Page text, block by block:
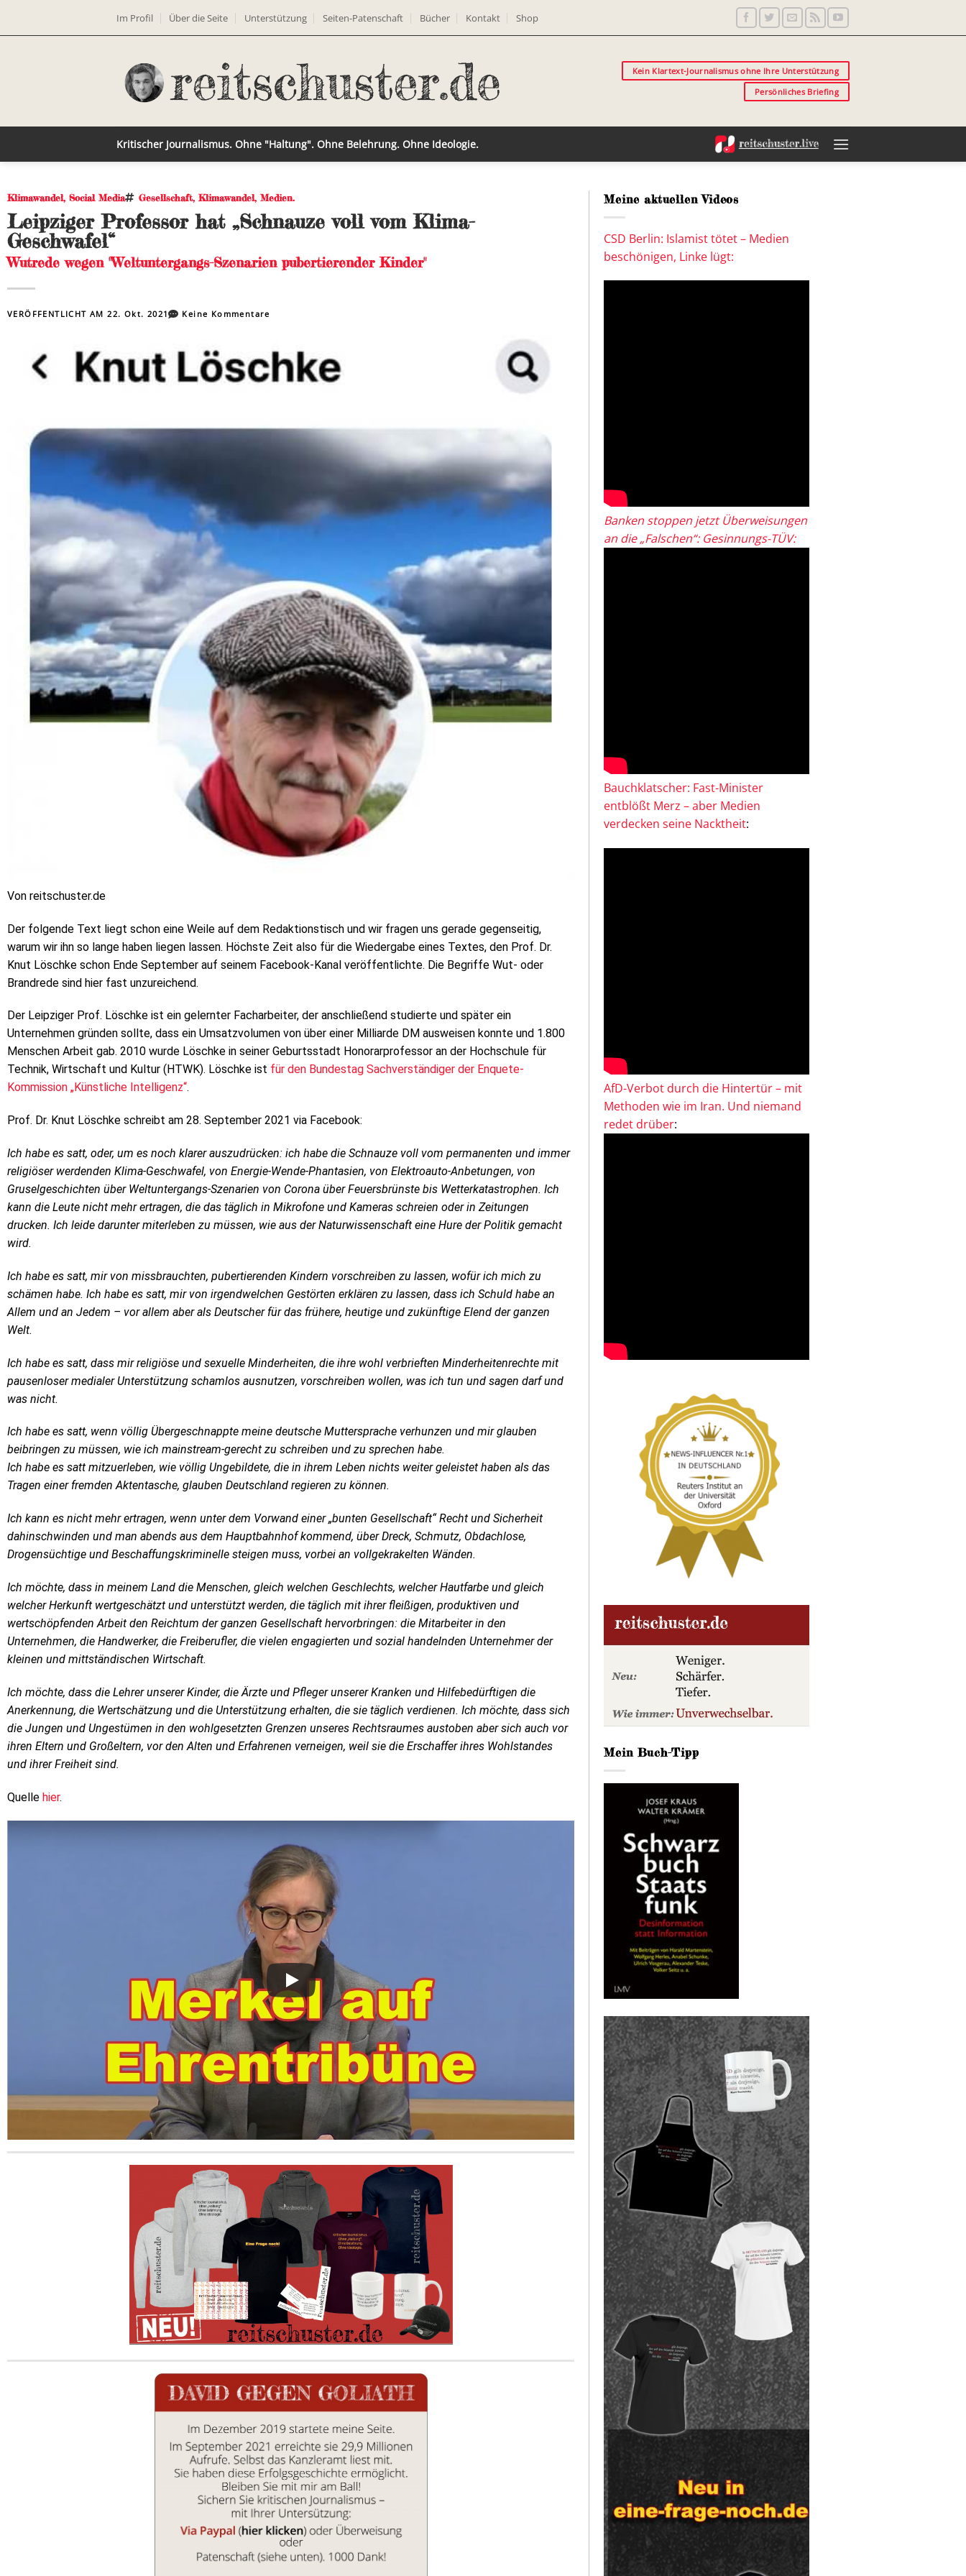
Im Profil Über die Seite Unterstützung Seiten-Patenschaft Bücher Kontakt Shop
Kein Klartext-Journalismus ohne Ihre Unterstützung
Persönliches Briefing
Kritischer Journalismus. Ohne "Haltung". Ohne Belehrung. Ohne Ideologie.
Klimawandel, Social Media Gesellschaft, Klimawandel, Medien.
Leipziger Professor hat „Schnauze voll vom Klima-
Geschwafel“
Wutrede wegen "Weltuntergangs-Szenarien pubertierender Kinder"
VERÖFFENTLICHT AM22. Okt. 2021 Keine Kommentare
Von reitschuster.de
Der folgende Text liegt schon eine Weile auf dem Redaktionstisch und wir fragen uns gerade gegenseitig,
warum wir ihn so lange haben liegen lassen. Höchste Zeit also für die Wiedergabe eines Textes, den Prof. Dr.
Knut Löschke schon Ende September auf seinem Facebook-Kanal veröffentlichte. Die Begriffe Wut- oder
Brandrede sind hier fast unzureichend.
Der Leipziger Prof. Löschke ist ein gelernter Facharbeiter, der anschließend studierte und später ein
Unternehmen gründen sollte, dass ein Umsatzvolumen von über einer Milliarde DM ausweisen konnte und 1.800
Menschen Arbeit gab. 2010 wurde Löschke in seiner Geburtsstadt Honorarprofessor an der Hochschule für
Technik, Wirtschaft und Kultur (HTWK). Löschke ist für den Bundestag Sachverständiger der Enquete-
Kommission „Künstliche Intelligenz“.
Prof. Dr. Knut Löschke schreibt am 28. September 2021 via Facebook:
Ich habe es satt, oder, um es noch klarer auszudrücken: ich habe die Schnauze voll vom permanenten und immer
religiöser werdenden Klima-Geschwafel, von Energie-Wende-Phantasien, von Elektroauto-Anbetungen, von
Gruselgeschichten über Weltuntergangs-Szenarien von Corona über Feuersbrünste bis Wetterkatastrophen. Ich
kann die Leute nicht mehr ertragen, die das täglich in Mikrofone und Kameras schreien oder in Zeitungen
drucken. Ich leide darunter miterleben zu müssen, wie aus der Naturwissenschaft eine Hure der Politik gemacht
wird.
Ich habe es satt, mir von missbrauchten, pubertierenden Kindern vorschreiben zu lassen, wofür ich mich zu
schämen habe. Ich habe es satt, mir von irgendwelchen Gestörten erklären zu lassen, dass ich Schuld habe an
Allem und an Jedem – vor allem aber als Deutscher für das frühere, heutige und zukünftige Elend der ganzen
Welt.
Ich habe es satt, dass mir religiöse und sexuelle Minderheiten, die ihre wohl verbrieften Minderheitenrechte mit
pausenloser medialer Unterstützung schamlos ausnutzen, vorschreiben wollen, was ich tun und sagen darf und
was nicht.
Ich habe es satt, wenn völlig Übergeschnappte meine deutsche Muttersprache verhunzen und mir glauben
beibringen zu müssen, wie ich mainstream-gerecht zu schreiben und zu sprechen habe.
Ich habe es satt mitzuerleben, wie völlig Ungebildete, die in ihrem Leben nichts weiter geleistet haben als das
Tragen einer fremden Aktentasche, glauben Deutschland regieren zu können.
Ich kann es nicht mehr ertragen, wenn unter dem Vorwand einer „bunten Gesellschaft“ Recht und Sicherheit
dahinschwinden und man abends aus dem Hauptbahnhof kommend, über Dreck, Schmutz, Obdachlose,
Drogensüchtige und Beschaffungskriminelle steigen muss, vorbei an vollgekrakelten Wänden.
Ich möchte, dass in meinem Land die Menschen, gleich welchen Geschlechts, welcher Hautfarbe und gleich
welcher Herkunft wertgeschätzt und unterstützt werden, die täglich mit ihrer fleißigen, produktiven und
wertschöpfenden Arbeit den Reichtum der ganzen Gesellschaft hervorbringen: die Mitarbeiter in den
Unternehmen, die Handwerker, die Freiberufler, die vielen engagierten und sozial handelnden Unternehmer der
kleinen und mittständischen Wirtschaft.
Ich möchte, dass die Lehrer unserer Kinder, die Ärzte und Pfleger unserer Kranken und Hilfebedürftigen die
Anerkennung, die Wertschätzung und die Unterstützung erhalten, die sie täglich verdienen. Ich möchte, dass sich
die Jungen und Ungestümen in den wohlgesetzten Grenzen unseres Rechtsraumes austoben aber sich auch vor
ihren Eltern und Großeltern, vor den Alten und Erfahrenen verneigen, weil sie die Erschaffer ihres Wohlstandes
und ihrer Freiheit sind.
Quelle hier.
Meine aktuellen Videos
CSD Berlin: Islamist tötet – Medien
beschönigen, Linke lügt:
Banken stoppen jetzt Überweisungen
an die „Falschen“: Gesinnungs-TÜV:
Bauchklatscher: Fast-Minister
entblößt Merz – aber Medien
verdecken seine Nacktheit:
AfD-Verbot durch die Hintertür – mit
Methoden wie im Iran. Und niemand
redet drüber:
Mein Buch-Tipp